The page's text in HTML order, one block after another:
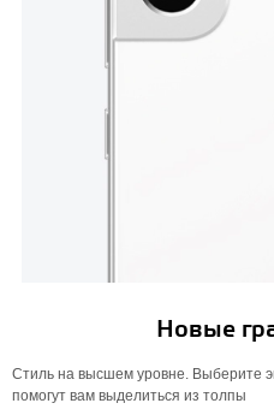
Новые
Стиль на высшем уровне. Выберите
помогут вам выделиться из толпы